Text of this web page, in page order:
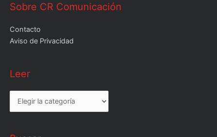
Sobre CR Comunicación
Contacto
Aviso de Privacidad
Leer
Leer